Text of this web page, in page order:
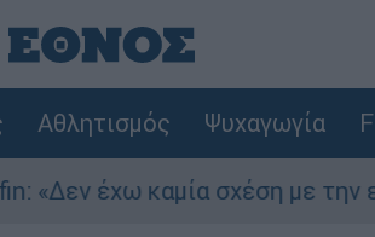
Αθλητισμός Ψυχαγωγία
σχέση με την επίθεση»